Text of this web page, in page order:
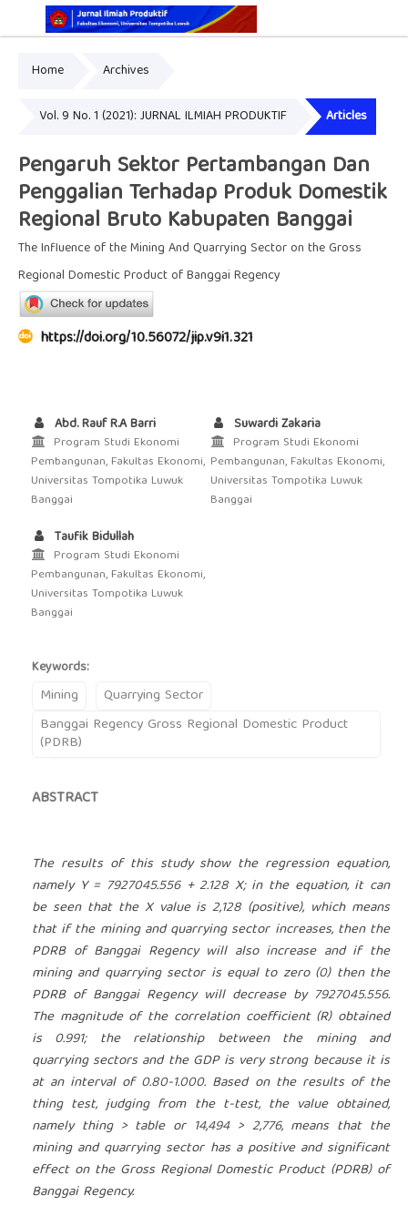
Print ISSN: 2337-7585
Home Archives
Vol. 9 No. 1 (2021): JURNAL ILMIAH PRODUKTIF Articles
Pengaruh Sektor Pertambangan Dan
Penggalian Terhadap Produk Domestik
Regional Bruto Kabupaten Banggai
The Influence of the Mining And Quarrying Sector on the Gross
Regional Domestic Product of Banggai Regency
https://doi.org/10.56072/jip.v9i1.321
Abd. Rauf R.A Barri
Program Studi Ekonomi
Pembangunan, Fakultas Ekonomi,
Universitas Tompotika Luwuk
Banggai
Suwardi Zakaria
Program Studi Ekonomi
Pembangunan, Fakultas Ekonomi,
Universitas Tompotika Luwuk
Banggai
Taufik Bidullah
Program Studi Ekonomi
Pembangunan, Fakultas Ekonomi,
Universitas Tompotika Luwuk
Banggai
Keywords:
Mining
Quarrying Sector
Banggai Regency Gross Regional Domestic Product
(PDRB)
ABSTRACT
The results of this study show the regression equation,
namely Y = 7927045.556 + 2.128 X; in the equation, it can
be seen that the X value is 2,128 (positive), which means
that if the mining and quarrying sector increases, then the
PDRB of Banggai Regency will also increase and if the
mining and quarrying sector is equal to zero (0) then the
PDRB of Banggai Regency will decrease by 7927045.556.
The magnitude of the correlation coefficient (R) obtained
is 0.991; the relationship between the mining and
quarrying sectors and the GDP is very strong because it is
at an interval of 0.80-1.000. Based on the results of the
thing test, judging from the t-test, the value obtained,
namely thing > table or 14,494 > 2,776, means that the
mining and quarrying sector has a positive and significant
effect on the Gross Regional Domestic Product (PDRB) of
Banggai Regency.